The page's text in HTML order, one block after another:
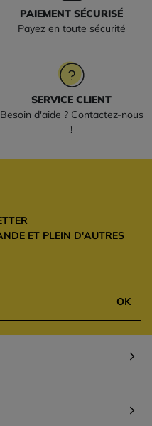
PAIEMENT SÉCURISÉ
Payez en toute sécurité
SERVICE CLIENT
Besoin d'aide ? Contactez-nous
!
ET PLEIN D'AUTRES
OK